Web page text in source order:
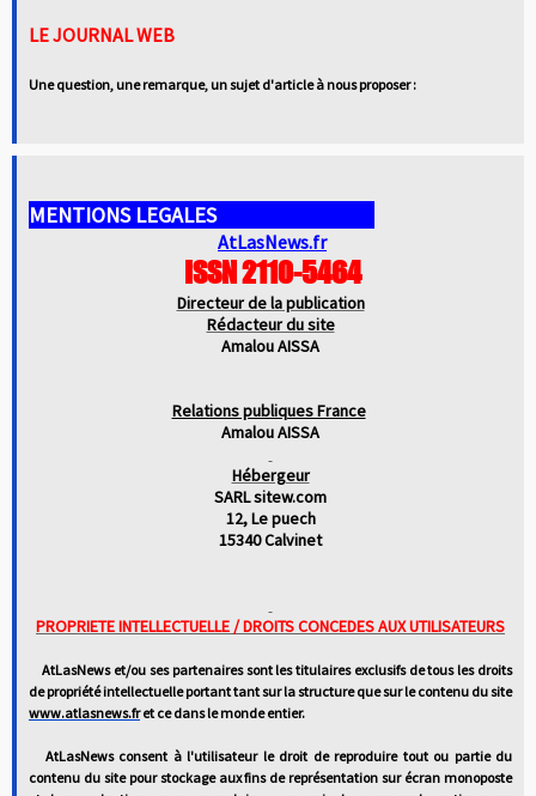
LE JOURNAL WEB
Une question, une remarque, un sujet d'article à nous proposer :
MENTIONS LEGALES
AtLasNews.fr
ISSN 2110-5464
Directeur de la publication
Rédacteur du site
Amalou AISSA
Relations publiques France
Amalou AISSA
Hébergeur
SARL sitew.com
12, Le puech
15340 Calvinet
PROPRIETE INTELLECTUELLE / DROITS CONCEDES AUX UTILISATEURS
AtLasNews et/ou ses partenaires sont les titulaires exclusifs de tous les droits
de propriété intellectuelle portant tant sur la structure que sur le contenu du site
www.atlasnews.fret ce dans le monde entier.
AtLasNews consent à l'utilisateur le droit de reproduire tout ou partie du
contenu du site pour stockage aux fins de représentation sur écran monoposte